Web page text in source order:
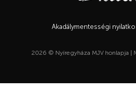
Akadálymentességi
2026 © Nyíregyháza MJV honlapja |